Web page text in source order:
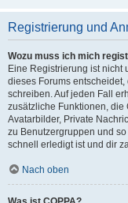
Registrierung und
Wozu muss ich mich
Eine Registrierung ist nicht
dieses Forums
schreiben. Auf jeden Fall
zusätzliche Funktionen, die
Avatarbilder, Private
zu Benutzergruppen und
schnell erledigt ist und dir
Nach oben